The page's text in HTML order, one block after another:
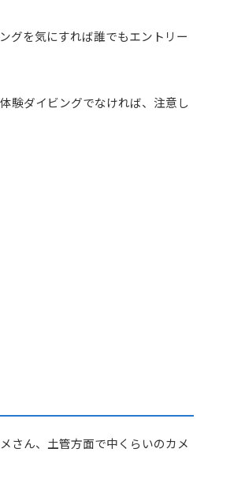
を気にすれば誰でもエントリー
験ダイビングでなければ、注意し
さん、土管方面で中くらいのカメ